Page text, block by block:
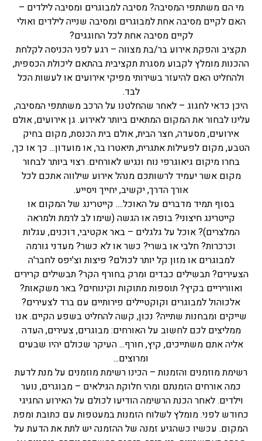
מי הם משתתפי המסיבה? מסיבה למבוגרים ומסיבה לילדים –
האם לקיים מסיבה אחת למבוגרים ומסיבה שנייה לילדים ואולי
לקיים מסיבה אחת לכל החוגגים?
תקציב והפקת אירוע בר/בת מצווה – רגע לפני הכניסה לקלחת
ההכנות מומלץ לקבוע מסגרת תקציבית בהתאם ליכולת הכספית,
ולהחליט האם להיעזר בשירותי מפיקי אירועים או לעשות הכל
לבד.
היכן כדאי לחגוג – לאחר שהחלטנו על הרכב משתתפי המסיבה,
עלינו לבחור את המקום המתאים ביותר לאירוע. גן אירועים, אולם
אירועים, מסעדה, חצר הבית, אולם בית הכנסת, מקום בחיק
הטבע, מקום לפעילות אתגרית, תיאטרו בר, או מועדון... כך או כך,
בחרו מיקום גיאוגרפי נוח ונגיש לאורחים. רצוי ביותר לבחור
מקום אשר יעמיד לרשותכם מנהל אירוע שילווה אתכם לכל
אורך הדרך, יקשיב, יחייך ויסייע.
בסוף תמיד מדברים על האוכל.... קייטרינג של המקום או
קייטרינג חיצוני? בופה או הגשה (שימו לב לרמת ולמראה
המלצרים)? אוכל על גלגלים – באר אקטיבי, דוכנים, עגלות
וכרכרות? חלבי או בשרי? כשר או לא כשר? מעדני גורמה
למבוגרים או מזון קל יותר לכולם? פיצות וצ'יפס לחבר'ה
הצעירים? תבשילים כבדים ומרק בחורף הקר? תבשילים קרירים
ואווריריים בקיץ? תוספות מתוקות וקינוחים? באר משקאות?
אלכוהול למבוגרים וקוקטיילים פירותיים עם ברד לצעירים?
שייקים ומבחנות שתייה? נכון, קשה להחליט בשפע הקיים. אנו
ממליצים לכם לחשוב על האורחים: מבוגרים, צעירים, העדה
אליה אתם משתייכים, קיץ, חורף... העיקר שכולם יהיו שבעים
ומרוצים...
רשימת מוזמנים והזמנות – הכינו רשימת מוזמנים על מנת לדעת
כמה אורחים הזמנתם ומהי חלוקת הגילאים – מבוגרים, נוער
וילדים. לאחר הכנת הרשימה הודיעו לכולם על האירוע החגיגי
כחודש לפני. מומלץ לשלוח הזמנות במעטפות עם כתובת ומפת
המקום. עכשיו כשהגיע זמנה של ההזמנה יש לתת את הדעת על